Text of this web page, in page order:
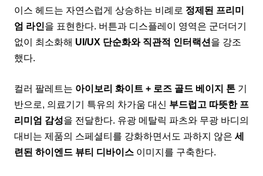
이스 헤드는 자연스럽게 상승하는 비례로 정제된 프리미
엄 라인을 표현한다. 버튼과 디스플레이 영역은 군더더기
없이 최소화해 UI/UX 단순화와 직관적 인터랙션을 강조
했다.
컬러 팔레트는 아이보리 화이트 + 로즈 골드 베이지 톤 기
반으로, 의료기기 특유의 차가움 대신 부드럽고 따뜻한 프
리미엄 감성을 전달한다. 유광 메탈릭 파츠와 무광 바디의
대비는 제품의 스페셜티를 강화하면서도 과하지 않은 세
련된 하이엔드 뷰티 디바이스 이미지를 구축한다.